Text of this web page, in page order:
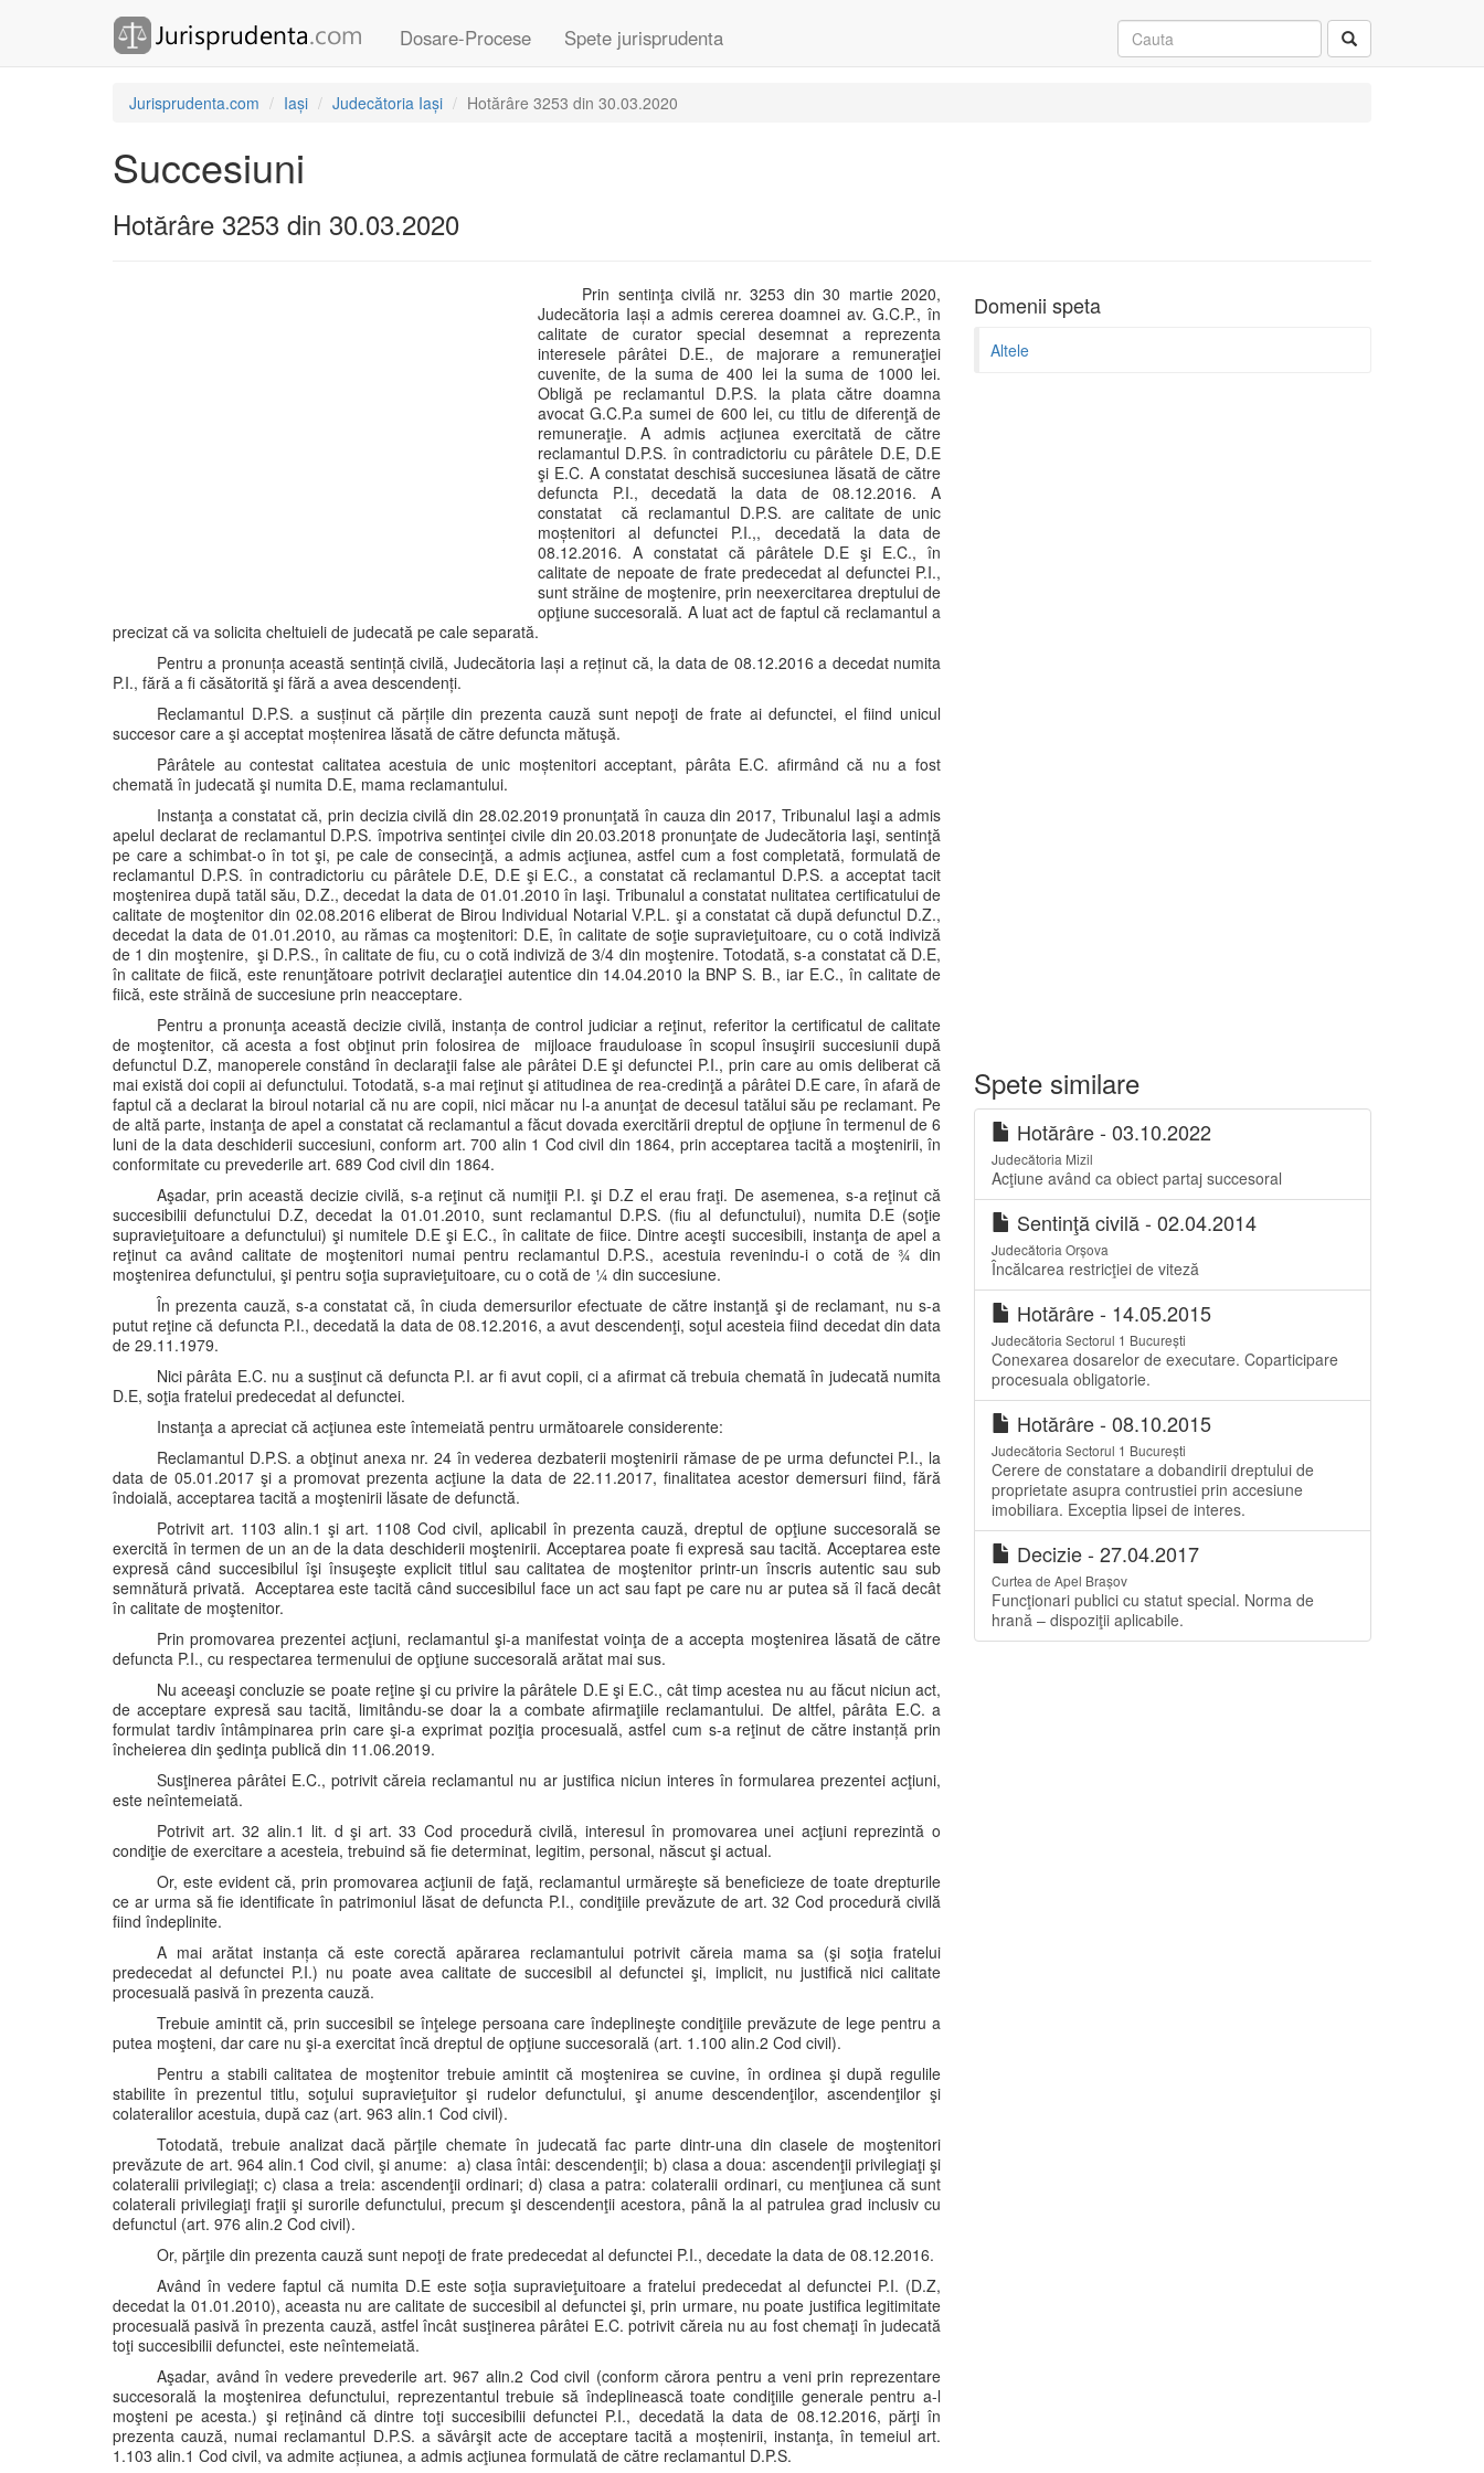
Dosare-Procese Spete jurisprudenta
Jurisprudenta.com Iași Judecătoria Iași Hotărâre 3253 din 30.03.2020
Succesiuni
Hotărâre 3253 din 30.03.2020
Prin sentinţa civilă nr. 3253 din 30 martie 2020,
Judecătoria Iași a admis cererea doamnei av. G.C.P., în
calitate de curator special desemnat a reprezenta
interesele pârâtei D.E., de majorare a remuneraţiei
cuvenite, de la suma de 400 lei la suma de 1000 lei.
Obligă pe reclamantul D.P.S. la plata către doamna
avocat G.C.P.a sumei de 600 lei, cu titlu de diferenţă de
remuneraţie. A admis acţiunea exercitată de către
reclamantul D.P.S. în contradictoriu cu pârâtele D.E, D.E
şi E.C. A constatat deschisă succesiunea lăsată de către
defuncta P.I., decedată la data de 08.12.2016. A
constatat că reclamantul D.P.S. are calitate de unic
moștenitori al defunctei P.I.,, decedată la data de
08.12.2016. A constatat că pârâtele D.E şi E.C., în
calitate de nepoate de frate predecedat al defunctei P.I.,
sunt străine de moştenire, prin neexercitarea dreptului de
opţiune succesorală. A luat act de faptul că reclamantul a
precizat că va solicita cheltuieli de judecată pe cale separată.
Pentru a pronunța această sentință civilă, Judecătoria Iași a reținut că, la data de 08.12.2016 a decedat numita
P.I., fără a fi căsătorită şi fără a avea descendenți.
Reclamantul D.P.S. a susținut că părțile din prezenta cauză sunt nepoţi de frate ai defunctei, el fiind unicul
succesor care a şi acceptat moștenirea lăsată de către defuncta mătuşă.
Pârâtele au contestat calitatea acestuia de unic moștenitori acceptant, pârâta E.C. afirmând că nu a fost
chemată în judecată şi numita D.E, mama reclamantului.
Instanţa a constatat că, prin decizia civilă din 28.02.2019 pronunţată în cauza din 2017, Tribunalul Iaşi a admis
apelul declarat de reclamantul D.P.S. împotriva sentinţei civile din 20.03.2018 pronunţate de Judecătoria Iaşi, sentinţă
pe care a schimbat-o în tot şi, pe cale de consecinţă, a admis acţiunea, astfel cum a fost completată, formulată de
reclamantul D.P.S. în contradictoriu cu pârâtele D.E, D.E şi E.C., a constatat că reclamantul D.P.S. a acceptat tacit
moştenirea după tatăl său, D.Z., decedat la data de 01.01.2010 în Iaşi. Tribunalul a constatat nulitatea certificatului de
calitate de moştenitor din 02.08.2016 eliberat de Birou Individual Notarial V.P.L. şi a constatat că după defunctul D.Z.,
decedat la data de 01.01.2010, au rămas ca moştenitori: D.E, în calitate de soţie supravieţuitoare, cu o cotă indiviză
de 1 din moştenire, şi D.P.S., în calitate de fiu, cu o cotă indiviză de 3/4 din moştenire. Totodată, s-a constatat că D.E,
în calitate de fiică, este renunţătoare potrivit declaraţiei autentice din 14.04.2010 la BNP S. B., iar E.C., în calitate de
fiică, este străină de succesiune prin neacceptare.
Pentru a pronunţa această decizie civilă, instanța de control judiciar a reţinut, referitor la certificatul de calitate
de moştenitor, că acesta a fost obţinut prin folosirea de mijloace frauduloase în scopul însuşirii succesiunii după
defunctul D.Z, manoperele constând în declaraţii false ale pârâtei D.E şi defunctei P.I., prin care au omis deliberat că
mai există doi copii ai defunctului. Totodată, s-a mai reţinut şi atitudinea de rea-credinţă a pârâtei D.E care, în afară de
faptul că a declarat la biroul notarial că nu are copii, nici măcar nu l-a anunţat de decesul tatălui său pe reclamant. Pe
de altă parte, instanţa de apel a constatat că reclamantul a făcut dovada exercitării dreptul de opţiune în termenul de 6
luni de la data deschiderii succesiuni, conform art. 700 alin 1 Cod civil din 1864, prin acceptarea tacită a moştenirii, în
conformitate cu prevederile art. 689 Cod civil din 1864.
Aşadar, prin această decizie civilă, s-a reţinut că numiţii P.I. şi D.Z el erau fraţi. De asemenea, s-a reţinut că
succesibilii defunctului D.Z, decedat la 01.01.2010, sunt reclamantul D.P.S. (fiu al defunctului), numita D.E (soţie
supravieţuitoare a defunctului) şi numitele D.E şi E.C., în calitate de fiice. Dintre aceşti succesibili, instanţa de apel a
reţinut ca având calitate de moştenitori numai pentru reclamantul D.P.S., acestuia revenindu-i o cotă de ¾ din
moştenirea defunctului, şi pentru soţia supravieţuitoare, cu o cotă de ¼ din succesiune.
În prezenta cauză, s-a constatat că, în ciuda demersurilor efectuate de către instanţă şi de reclamant, nu s-a
putut reţine că defuncta P.I., decedată la data de 08.12.2016, a avut descendenţi, soţul acesteia fiind decedat din data
de 29.11.1979.
Nici pârâta E.C. nu a susţinut că defuncta P.I. ar fi avut copii, ci a afirmat că trebuia chemată în judecată numita
D.E, soţia fratelui predecedat al defunctei.
Instanţa a apreciat că acţiunea este întemeiată pentru următoarele considerente:
Reclamantul D.P.S. a obţinut anexa nr. 24 în vederea dezbaterii moştenirii rămase de pe urma defunctei P.I., la
data de 05.01.2017 şi a promovat prezenta acţiune la data de 22.11.2017, finalitatea acestor demersuri fiind, fără
îndoială, acceptarea tacită a moştenirii lăsate de defunctă.
Potrivit art. 1103 alin.1 şi art. 1108 Cod civil, aplicabil în prezenta cauză, dreptul de opţiune succesorală se
exercită în termen de un an de la data deschiderii moştenirii. Acceptarea poate fi expresă sau tacită. Acceptarea este
expresă când succesibilul îşi însuşeşte explicit titlul sau calitatea de moştenitor printr-un înscris autentic sau sub
semnătură privată. Acceptarea este tacită când succesibilul face un act sau fapt pe care nu ar putea să îl facă decât
în calitate de moştenitor.
Prin promovarea prezentei acţiuni, reclamantul şi-a manifestat voinţa de a accepta moştenirea lăsată de către
defuncta P.I., cu respectarea termenului de opţiune succesorală arătat mai sus.
Nu aceeaşi concluzie se poate reţine şi cu privire la pârâtele D.E şi E.C., cât timp acestea nu au făcut niciun act,
de acceptare expresă sau tacită, limitându-se doar la a combate afirmaţiile reclamantului. De altfel, pârâta E.C. a
formulat tardiv întâmpinarea prin care şi-a exprimat poziţia procesuală, astfel cum s-a reţinut de către instanță prin
încheierea din şedinţa publică din 11.06.2019.
Susţinerea pârâtei E.C., potrivit căreia reclamantul nu ar justifica niciun interes în formularea prezentei acţiuni,
este neîntemeiată.
Potrivit art. 32 alin.1 lit. d şi art. 33 Cod procedură civilă, interesul în promovarea unei acţiuni reprezintă o
condiţie de exercitare a acesteia, trebuind să fie determinat, legitim, personal, născut şi actual.
Or, este evident că, prin promovarea acţiunii de faţă, reclamantul urmăreşte să beneficieze de toate drepturile
ce ar urma să fie identificate în patrimoniul lăsat de defuncta P.I., condiţiile prevăzute de art. 32 Cod procedură civilă
fiind îndeplinite.
A mai arătat instanța că este corectă apărarea reclamantului potrivit căreia mama sa (şi soţia fratelui
predecedat al defunctei P.I.) nu poate avea calitate de succesibil al defunctei şi, implicit, nu justifică nici calitate
procesuală pasivă în prezenta cauză.
Trebuie amintit că, prin succesibil se înţelege persoana care îndeplineşte condiţiile prevăzute de lege pentru a
putea moşteni, dar care nu şi-a exercitat încă dreptul de opţiune succesorală (art. 1.100 alin.2 Cod civil).
Pentru a stabili calitatea de moştenitor trebuie amintit că moştenirea se cuvine, în ordinea şi după regulile
stabilite în prezentul titlu, soţului supravieţuitor şi rudelor defunctului, şi anume descendenţilor, ascendenţilor şi
colateralilor acestuia, după caz (art. 963 alin.1 Cod civil).
Totodată, trebuie analizat dacă părţile chemate în judecată fac parte dintr-una din clasele de moştenitori
prevăzute de art. 964 alin.1 Cod civil, şi anume: a) clasa întâi: descendenţii; b) clasa a doua: ascendenţii privilegiaţi şi
colateralii privilegiaţi; c) clasa a treia: ascendenţii ordinari; d) clasa a patra: colateralii ordinari, cu menţiunea că sunt
colaterali privilegiaţi fraţii şi surorile defunctului, precum şi descendenţii acestora, până la al patrulea grad inclusiv cu
defunctul (art. 976 alin.2 Cod civil).
Or, părţile din prezenta cauză sunt nepoţi de frate predecedat al defunctei P.I., decedate la data de 08.12.2016.
Având în vedere faptul că numita D.E este soţia supravieţuitoare a fratelui predecedat al defunctei P.I. (D.Z,
decedat la 01.01.2010), aceasta nu are calitate de succesibil al defunctei şi, prin urmare, nu poate justifica legitimitate
procesuală pasivă în prezenta cauză, astfel încât susţinerea pârâtei E.C. potrivit căreia nu au fost chemaţi în judecată
toţi succesibilii defunctei, este neîntemeiată.
Aşadar, având în vedere prevederile art. 967 alin.2 Cod civil (conform cărora pentru a veni prin reprezentare
succesorală la moştenirea defunctului, reprezentantul trebuie să îndeplinească toate condiţiile generale pentru a-l
moşteni pe acesta.) şi reţinând că dintre toţi succesibilii defunctei P.I., decedată la data de 08.12.2016, părţi în
prezenta cauză, numai reclamantul D.P.S. a săvârşit acte de acceptare tacită a moștenirii, instanţa, în temeiul art.
1.103 alin.1 Cod civil, va admite acțiunea, a admis acţiunea formulată de către reclamantul D.P.S.
Domenii speta
Altele
Spete similare
Hotărâre - 03.10.2022
Judecătoria Mizil
Acţiune având ca obiect partaj succesoral
Sentinţă civilă - 02.04.2014
Judecătoria Orșova
Încălcarea restricţiei de viteză
Hotărâre - 14.05.2015
Judecătoria Sectorul 1 București
Conexarea dosarelor de executare. Coparticipare
procesuala obligatorie.
Hotărâre - 08.10.2015
Judecătoria Sectorul 1 București
Cerere de constatare a dobandirii dreptului de
proprietate asupra contrustiei prin accesiune
imobiliara. Exceptia lipsei de interes.
Decizie - 27.04.2017
Curtea de Apel Brașov
Funcţionari publici cu statut special. Norma de
hrană – dispoziţii aplicabile.